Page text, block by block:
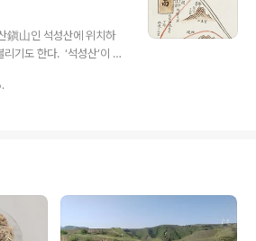
있다.)1. 보시원普施院 :
院 : 현의 남쪽에 있다.3.
떨어진 곳에 있다. 이 중
, 지금의 보정동 연원마을
히 언제부터인지는 알..
鎭山인 석성산에 위치하
기도 한다. ‘석성산’이 문
여지지大同與地誌』가
칭되는 것으로 볼 때, ‘석
리기 시작한 것으로 추정
에 도성을 방어하는 경기
자료를 통해 확인할 수 있
다음과 같은 주장을 살필